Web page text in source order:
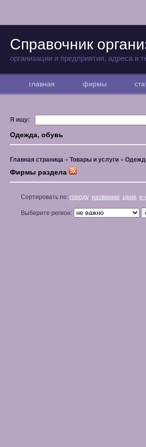
Справочник
организации и предприятия, адреса
главная фирмы
Я ищу:
Одежда, обувь
Главная страница Товары и услуги
Фирмы раздела
Сортировать по: городу названию цене e-
Выберите регион: